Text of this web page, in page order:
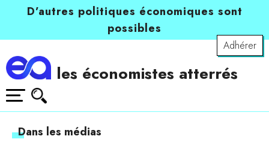
D’autres politiques économiques sont
possibles
Adhérer
les économistes atterrés
Dans les médias